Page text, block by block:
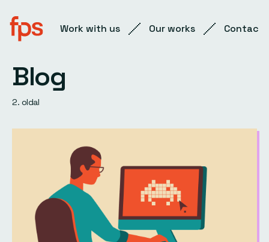
Work with us Our works Contact
Blog
2. oldal